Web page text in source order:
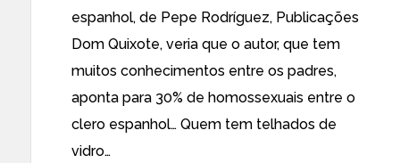
espanhol, de Pepe Rodríguez, Publicações
Dom Quixote, veria que o autor, que tem
muitos conhecimentos entre os padres,
aponta para 30% de homossexuais entre o
clero espanhol… Quem tem telhados de
vidro…